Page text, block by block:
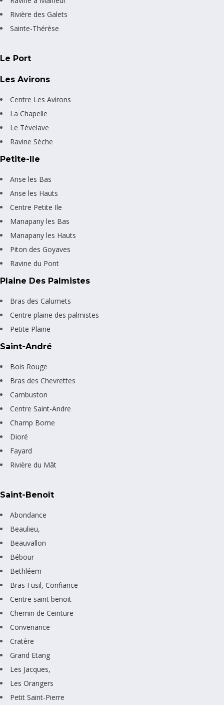
Rivière des Galets
Sainte-Thérèse
Le Port
Les Avirons
Centre Les Avirons
La Chapelle
Le Tévelave
Ravine Sèche
Petite-Ile
Anse les Bas
Anse les Hauts
Centre Petite Ile
Manapany les Bas
Manapany les Hauts
Piton des Goyaves
Ravine du Pont
Plaine Des Palmistes
Bras des Calumets
Centre plaine des palmistes
Petite Plaine
Saint-André
Bois Rouge
Bras des Chevrettes
Cambuston
Centre Saint-Andre
Champ Borne
Dioré
Fayard
Rivière du Mât
Saint-Benoît
Abondance
Beaulieu,
Beauvallon
Bébour
Bethléem
Bras Fusil, Confiance
Centre saint benoit
Chemin de Ceinture
Convenance
Cratère
Grand Etang
Les Jacques,
Les Orangers
Petit Saint-Pierre